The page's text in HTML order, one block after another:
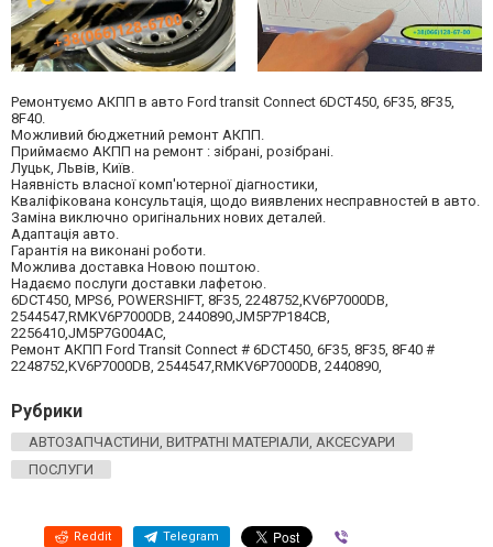
Ремонтуємо АКПП в авто Ford transit Connect 6DCT450, 6F35, 8F35,
8F40.
Можливий бюджетний ремонт АКПП.
Приймаємо АКПП на ремонт : зібрані, розібрані.
Луцьк, Львів, Київ.
Наявність власної комп'ютерної діагностики,
Кваліфікована консультація, щодо виявлених несправностей в авто.
Заміна виключно оригінальних нових деталей.
Адаптація авто.
Гарантія на виконані роботи.
Можлива доставка Новою поштою.
Надаємо послуги доставки лафетою.
6DCT450, MPS6, POWERSHIFT, 8F35, 2248752,KV6P7000DB,
2544547,RMKV6P7000DB, 2440890,JM5P7P184CB,
2256410,JM5P7G004AC,
Ремонт АКПП Ford Transit Connect # 6DCT450, 6F35, 8F35, 8F40 #
2248752,KV6P7000DB, 2544547,RMKV6P7000DB, 2440890,
Рубрики
АВТОЗАПЧАСТИНИ, ВИТРАТНІ МАТЕРІАЛИ, АКСЕСУАРИ
ПОСЛУГИ
Reddit Telegram